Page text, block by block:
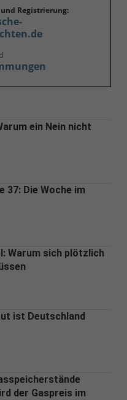
Registrierung:
ein Nein nicht
37: Die Woche im
Warum sich plötzlich
ist Deutschland
der Gaspreis im